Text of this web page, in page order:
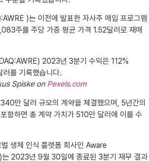
)는 이전에 발표한 자사주 매입 프로그램
주를 주당 가중 평균 가격 1.52달러로 재매
Spiske on Pexels.com
만 달러 규모의 계약을 체결했으며, 5년간의
함하면 총 계약 가치가 510만 달러에 이를 수
생체 인식 플랫폼 회사인 Aware
2023년 9월 30일에 종료된 3분기 재무 결과